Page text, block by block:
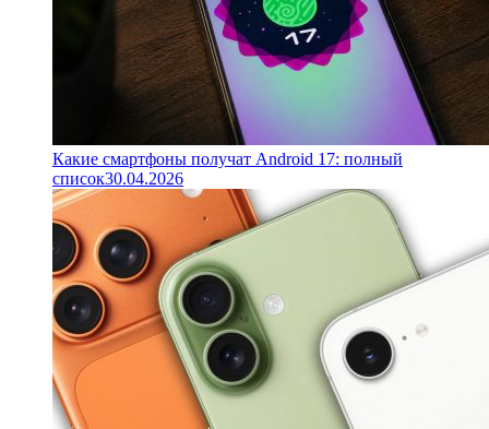
Какие смартфоны получат Android 17: полный
список30.04.2026